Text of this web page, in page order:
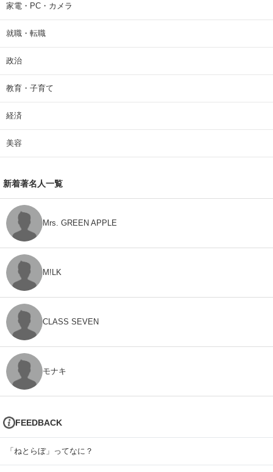
家電・PC・カメラ
就職・転職
政治
教育・子育て
経済
美容
新着著名人一覧
Mrs. GREEN APPLE
M!LK
CLASS SEVEN
モナキ
FEEDBACK
「ねとらぼ」ってなに？